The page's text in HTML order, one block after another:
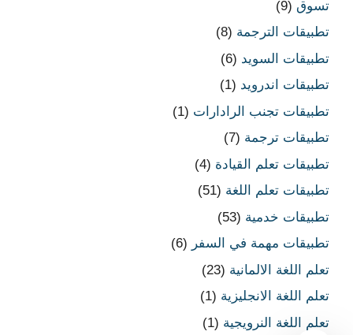
تسوق (9)
تطبيقات الترجمة (8)
تطبيقات السويد (6)
تطبيقات اندرويد (1)
تطبيقات تجنب الرادارات (1)
تطبيقات ترجمة (7)
تطبيقات تعلم القيادة (4)
تطبيقات تعلم اللغة (51)
تطبيقات خدمية (53)
تطبيقات مهمة في السفر (6)
تعلم اللغة الالمانية (23)
تعلم اللغة الانجليزية (1)
تعلم اللغة النرويجية (1)